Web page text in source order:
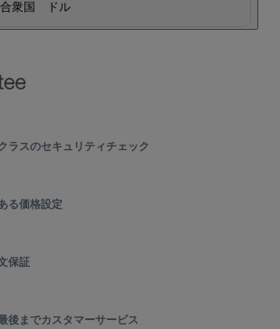
合衆国 ドル
ラスのセキュリティチェック
る価格設定
保証
後までカスタマーサービス